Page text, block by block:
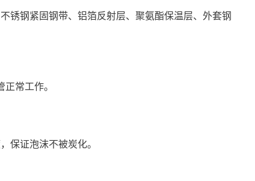
锈钢紧固钢带、铝箔反射层、聚氨酯保温层、外套钢
常工作。
保证泡沫不被炭化。